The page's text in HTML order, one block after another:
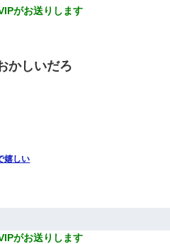
がお送りします
かしいだろ
嬉しい
がお送りします